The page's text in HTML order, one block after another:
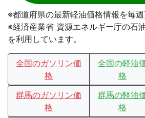
※都道府県の最新軽油価格情報を毎
※経済産業省 資源エネルギー庁の石
を利用しています。
全国のガソリン価
格
全国の軽油
格
群馬のガソリン価
格
群馬の軽油
格